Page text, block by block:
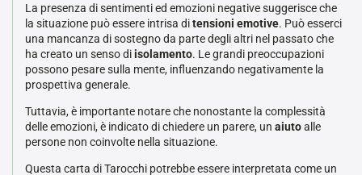
La presenza di sentimenti ed emozioni negative suggerisce che
la situazione può essere intrisa ditensioni emotive. Può esserci
una mancanza di sostegno da parte degli altri nel passato che
ha creato un senso diisolamento. Le grandi preoccupazioni
possono pesare sulla mente, influenzando negativamente la
prospettiva generale.
Tuttavia, è importante notare che nonostante la complessità
delle emozioni, è indicato di chiedere un parere, un aiutoalle
persone non coinvolte nella situazione.
Questa carta di Tarocchi potrebbe essere interpretata come un